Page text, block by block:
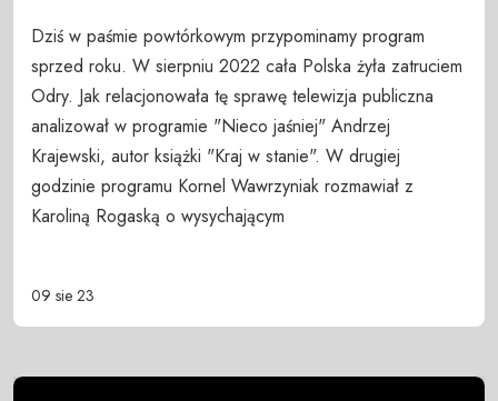
Dziś w paśmie powtórkowym przypominamy program
sprzed roku. W sierpniu 2022 cała Polska żyła zatruciem
Odry. Jak relacjonowała tę sprawę telewizja publiczna
analizował w programie "Nieco jaśniej" Andrzej
Krajewski, autor książki "Kraj w stanie". W drugiej
godzinie programu Kornel Wawrzyniak rozmawiał z
Karoliną Rogaską o wysychającym
09 sie 23